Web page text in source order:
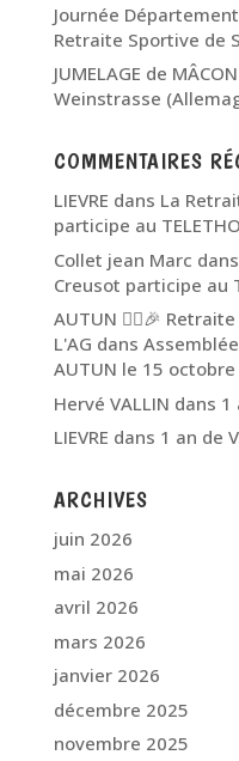
Journée
Retraite Sportive de
JUMELAGE de
Weinstrasse
COMMENTAIRES
LIEVRE dans La
participe au
Collet jean Marc dans
Creusot participe au
AUTUN 🏃‍♂️🎉
L'AG dans
AUTUN le 15
Hervé VALLIN dans 1
LIEVRE dans 1 an de
ARCHIVES
juin 2026
mai 2026
avril 2026
mars 2026
janvier 2026
décembre 2025
novembre 2025